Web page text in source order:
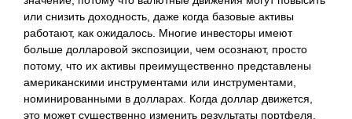
или снизить доходность, даже когда базовые активы
работают, как ожидалось. Многие инвесторы имеют
больше долларовой экспозиции, чем осознают, просто
потому, что их активы преимущественно представлены
американскими инструментами или инструментами,
номинированными в долларах. Когда доллар движется,
это может существенно изменить результаты портфеля.